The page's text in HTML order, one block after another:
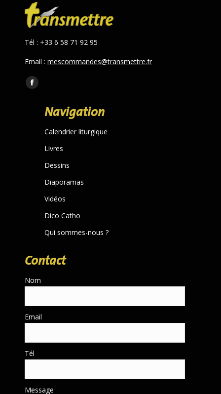
Tél : +33 6 58 71 92 95
Email : mescommandes@transmettre.fr
Trouvez nous sur :
Facebook
opens
window
Navigation
Calendrier liturgique
Livres
Dessins
Diaporamas
Vidéos
Dico Catho
Qui sommes-nous ?
Contact
Nom
Email
Tél
Message